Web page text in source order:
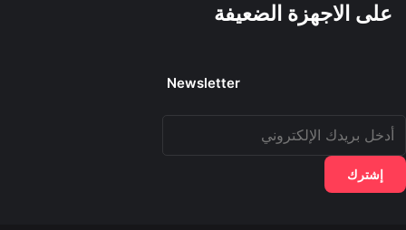
على الاجهزة الضعيفة
Newsletter
أدخل
بريدك
الإلكتروني